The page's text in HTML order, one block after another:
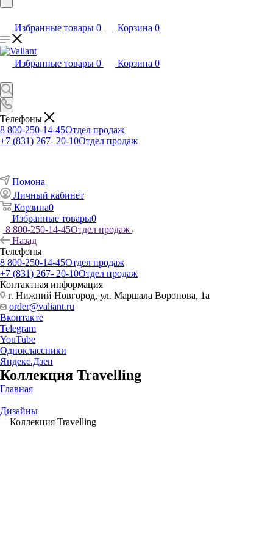
Избранные товары 0 Корзина 0
Избранные товары 0 Корзина 0
Телефоны
8 800-250-14-45Отдел продаж
+7 (831) 267- 20-10Отдел продаж
Помона
Личный кабинет
Корзина0
Избранные товары0
8 800-250-14-45Отдел продаж
Назад
Телефоны
8 800-250-14-45Отдел продаж
+7 (831) 267- 20-10Отдел продаж
Контактная информация
г. Нижний Новгород, ул. Маршала Воронова, 1а
order@valiant.ru
Вконтакте
Telegram
YouTube
Одноклассники
Яндекс.Дзен
Коллекция Travelling
Главная
—
Дизайны
—Коллекция Travelling